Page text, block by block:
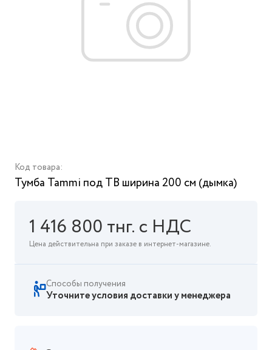
Код товара:
Тумба Tammi под ТВ ширина 200 см (дымка)
1 416 800 тнг. с НДС
Цена действительна при заказе в интернет-магазине.
Способы получения
Уточните условия доставки у менеджера